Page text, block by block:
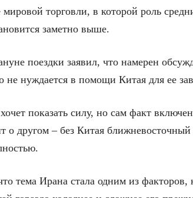
торговли, в которой роль
заметно выше.
поездки заявил, что намерен
не нуждается в помощи Китая для ее
показать силу, но сам факт
о другом – без Китая
тема Ирана стала одним из факторов,